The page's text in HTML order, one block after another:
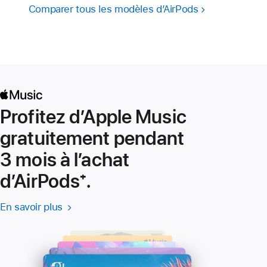
Comparer tous les modèles d’AirPods
Profitez d’Apple Music
gratuitement pendant
3 mois à l’achat
d’AirPodsNote
de
⁺.
En savoir plus En savoir plus
Apple
Music
(s’ouvre
une
nouvelle